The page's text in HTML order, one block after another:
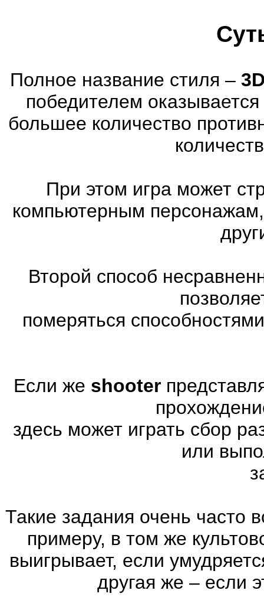
Полное название стиля –
победителем
большее количество
При этом игра может
компьютерным
Второй способ
померяться
Если же shooter
здесь может играть сбор
или
Такие задания очень часто
примеру, в том же
выигрывает, если
другая же – если